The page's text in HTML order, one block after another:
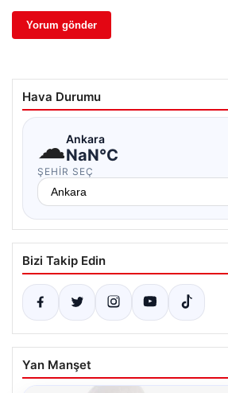
Hava Durumu
☁Ankara
NaN°C
ŞEHIR SEÇ
Bizi Takip Edin
Yan Manşet